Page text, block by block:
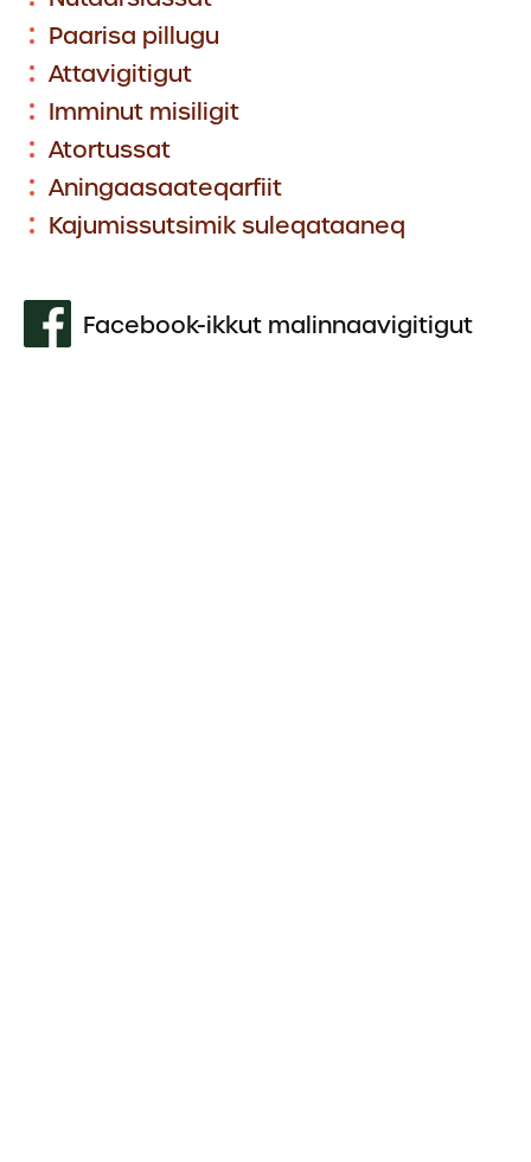
Paarisa pillugu
Attavigitigut
Imminut misiligit
Atortussat
Aningaasaateqarfiit
Kajumissutsimik suleqataaneq
Facebook-ikkut malinnaavigitigut